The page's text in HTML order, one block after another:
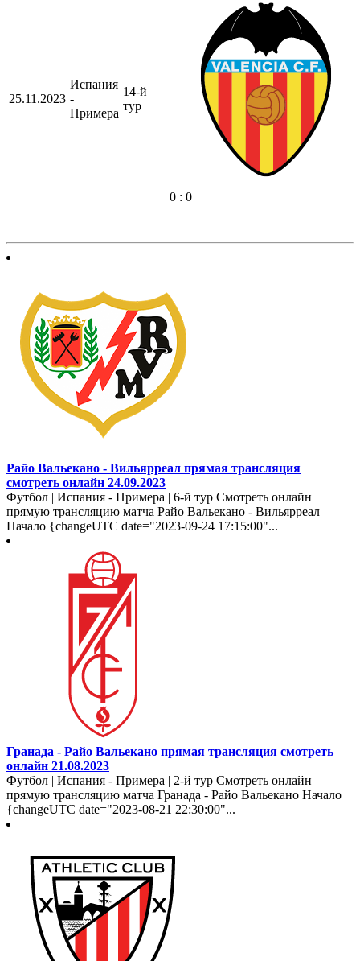
25.11.2023
Испания
-
Примера
14-й
тур
0 : 0
Райо Вальекано - Вильярреал прямая трансляция
смотреть онлайн 24.09.2023
Футбол | Испания - Примера | 6-й тур Смотреть онлайн
прямую трансляцию матча Райо Вальекано - Вильярреал
Начало {changeUTC date="2023-09-24 17:15:00"...
Гранада - Райо Вальекано прямая трансляция смотреть
онлайн 21.08.2023
Футбол | Испания - Примера | 2-й тур Смотреть онлайн
прямую трансляцию матча Гранада - Райо Вальекано Начало
{changeUTC date="2023-08-21 22:30:00"...